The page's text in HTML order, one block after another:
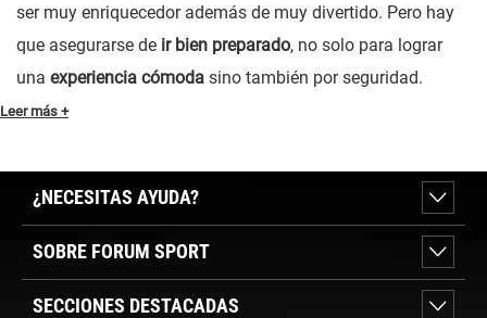
ser muy enriquecedor además de muy divertido. Pero hay
que asegurarse de ir bien preparado, no solo para lograr
una experiencia cómoda sino también por seguridad.
Leer más +
¿NECESITAS AYUDA?
SOBRE FORUM SPORT
SECCIONES DESTACADAS